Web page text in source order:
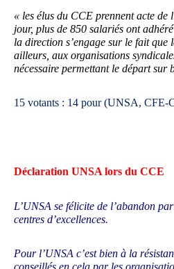
« les élus du CCE prennent acte
jour, plus de 850 salariés ont
la direction s’engage sur le fait
ailleurs, aux organisations
nécessaire permettant le départ sur
15 votants : 14 pour (UNSA,
Déclaration UNSA lors du CCE
L’UNSA se félicite de l’abandon
centres d’excellences.
Pour l’UNSA c’est bien à la
conseillés en cela par les